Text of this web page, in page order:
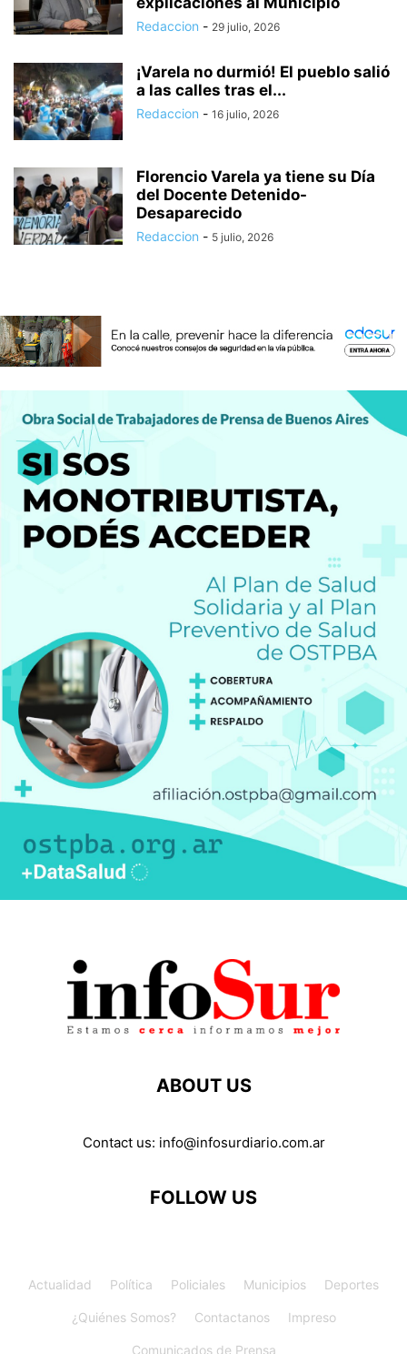
Redaccion - 29 julio, 2026
¡Varela no durmió! El pueblo salió
a las calles tras el...
Redaccion - 16 julio, 2026
Florencio Varela ya tiene su Día
del Docente Detenido-
Desaparecido
Redaccion - 5 julio, 2026
ABOUT US
Contact us: info@infosurdiario.com.ar
FOLLOW US
Actualidad Política Policiales Municipios Deportes
¿Quiénes Somos? Contactanos Impreso
Comunicados de Prensa